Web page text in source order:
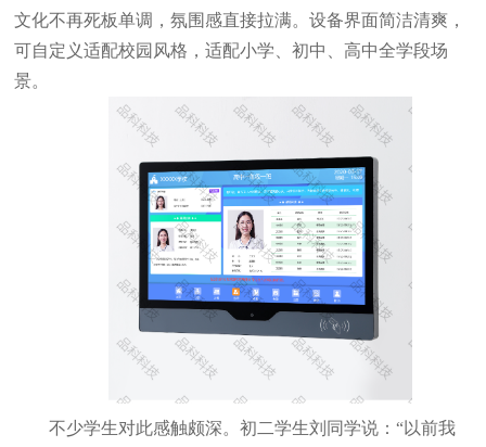
文化不再死板单调，氛围感直接拉满。设备界面简洁清爽，
可自定义适配校园风格，适配小学、初中、高中全学段场
景。
不少学生对此感触颇深。初二学生刘同学说：“以前我